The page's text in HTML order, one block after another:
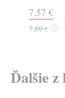
7,57 €
7,80 € ?
Ďalšie z